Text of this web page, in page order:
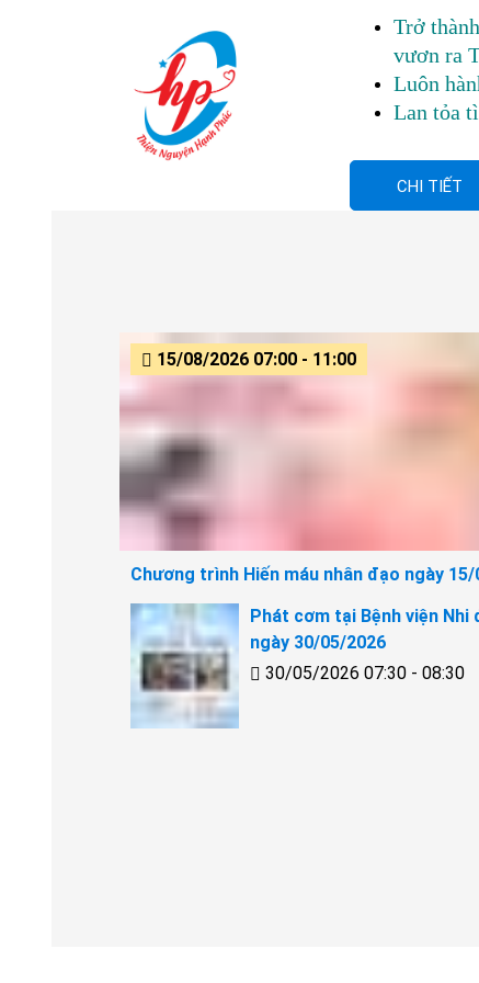
Trở
vươn ra
Luôn
Lan tỏa
CHI TIẾT
15/08/2026 07:00 - 11:00
Chương trình Hiến máu nhân đạo ngày
Phát cơm tại Bệnh viện Nhi
ngày 30/05/2026
30/05/2026 07:30 - 08:30